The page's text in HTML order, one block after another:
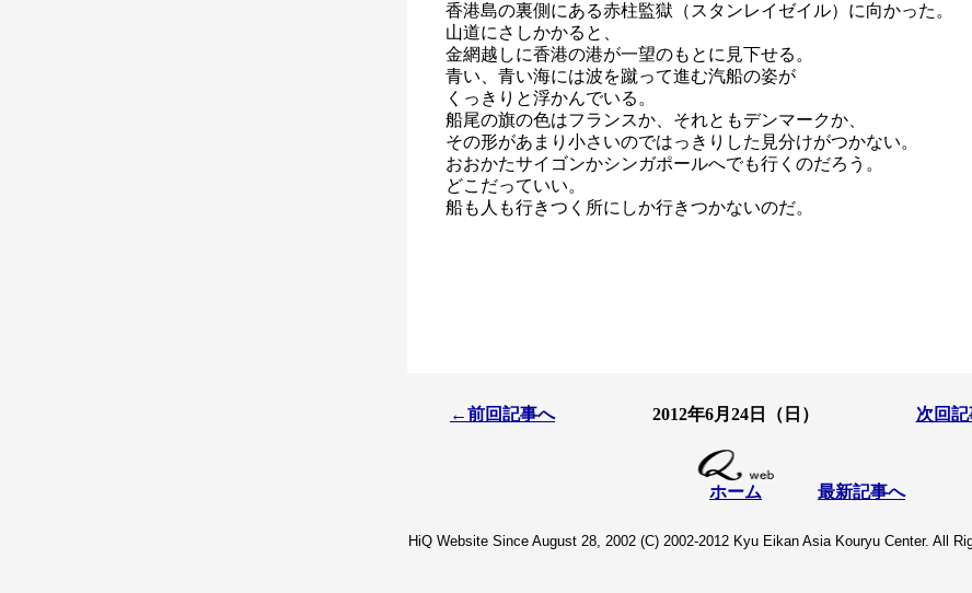
香港島の裏側にある赤柱監獄（スタンレイゼイル）に向かった。
山道にさしかかると、
金網越しに香港の港が一望のもとに見下せる。
青い、青い海には波を蹴って進む汽船の姿が
くっきりと浮かんでいる。
船尾の旗の色はフランスか、それともデンマークか、
その形があまり小さいのではっきりした見分けがつかない。
おおかたサイゴンかシンガポールへでも行くのだろう。
どこだっていい。
船も人も行きつく所にしか行きつかないのだ。
←前回記事へ 2012年6月24日（日） 次回
ホーム 最新記事へ
HiQ Website Since August 28, 2002 (C) 2002-2012 Kyu Eikan Asia Kouryu Center. All